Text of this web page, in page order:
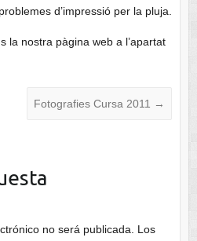
d’impressió per la pluja.
la nostra pàgina web a l’apartat
Fotografies Cursa 2011 →
no será publicada. Los